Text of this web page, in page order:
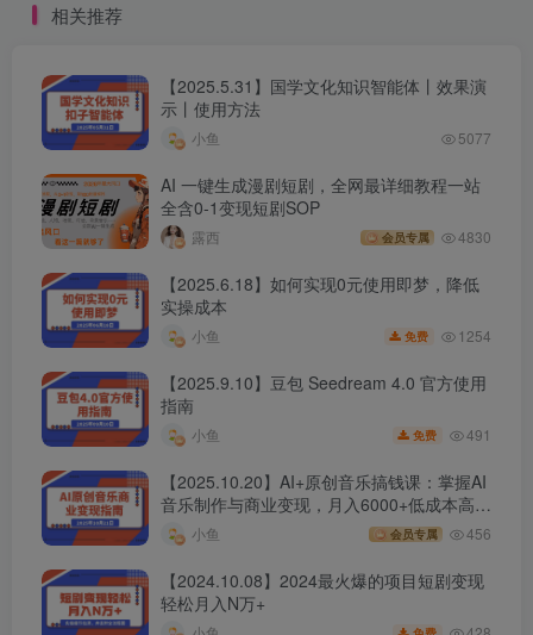
相关推荐
【2025.5.31】国学文化知识智能体丨效果演
示丨使用方法
小鱼 5077
AI 一键生成漫剧短剧，全网最详细教程一站
全含0-1变现短剧SOP
露西 会员专属 4830
【2025.6.18】如何实现0元使用即梦，降低
实操成本
小鱼 免费 1254
【2025.9.10】豆包 Seedream 4.0 官方使用
指南
小鱼 免费 491
【2025.10.20】AI+原创音乐搞钱课：掌握AI
音乐制作与商业变现，月入6000+低成本高收
益
小鱼 会员专属 456
【2024.10.08】2024最火爆的项目短剧变现
轻松月入N万+